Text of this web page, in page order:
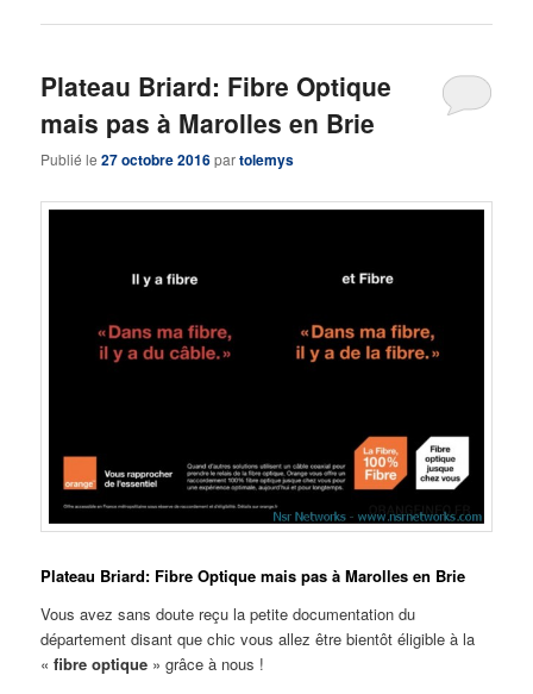
Plateau Briard: Fibre Optique
mais pas à Marolles en Brie
Publié le27 octobre 2016partolemys
Plateau Briard: Fibre Optique mais pas à Marolles en Brie
Vous avez sans doute reçu la petite documentation du
département disant que chic vous allez être bientôt éligible à la
«fibre optique » grâce à nous !